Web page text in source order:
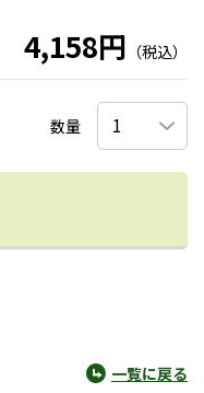
4,158円 （税込）
数量
一覧に戻る